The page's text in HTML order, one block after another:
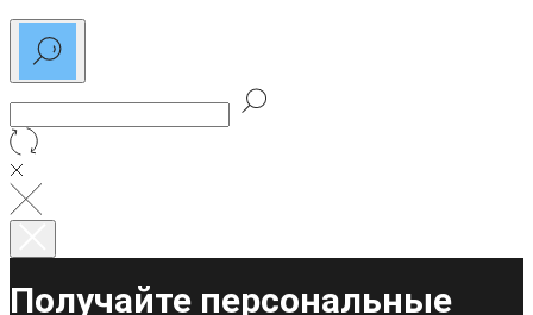
Получайте персональные